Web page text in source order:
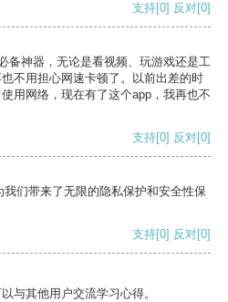
支持[0] 反对[0]
备神器，无论是看视频、玩游戏还是工
不用担心网速卡顿了。以前出差的时
用网络，现在有了这个app，我再也不
支持[0] 反对[0]
们带来了无限的隐私保护和安全性保
支持[0] 反对[0]
与其他用户交流学习心得。